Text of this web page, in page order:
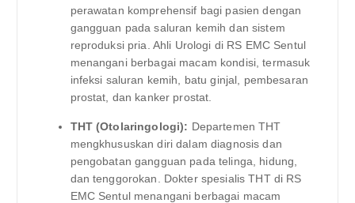
perawatan komprehensif bagi pasien dengan
gangguan pada saluran kemih dan sistem
reproduksi pria. Ahli Urologi di RS EMC Sentul
menangani berbagai macam kondisi, termasuk
infeksi saluran kemih, batu ginjal, pembesaran
prostat, dan kanker prostat.
THT (Otolaringologi): Departemen THT
mengkhususkan diri dalam diagnosis dan
pengobatan gangguan pada telinga, hidung,
dan tenggorokan. Dokter spesialis THT di RS
EMC Sentul menangani berbagai macam